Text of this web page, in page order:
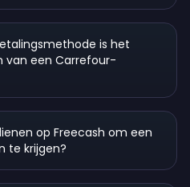
is het
van een Carrefour-
op Freecash om een
te krijgen?